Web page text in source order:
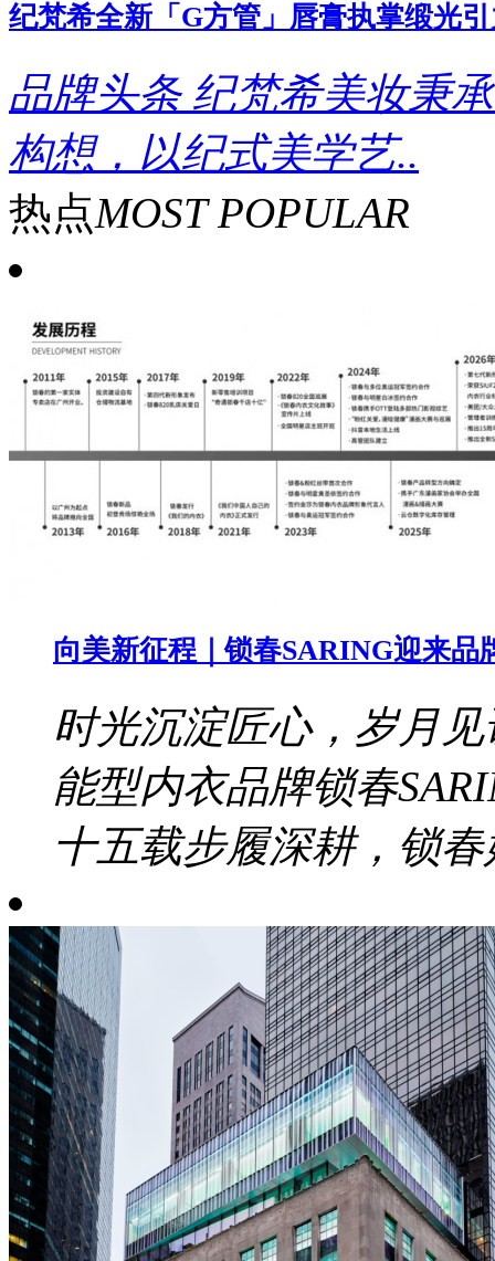
纪梵希全新「G方管」唇膏执掌缎光
品牌头条 纪梵希美妆秉
构想，以纪式美学艺..
热点MOST POPULAR
向美新征程｜锁春SARING迎来品
时光沉淀匠心，岁月
能型内衣品牌锁春
十五载步履深耕，锁